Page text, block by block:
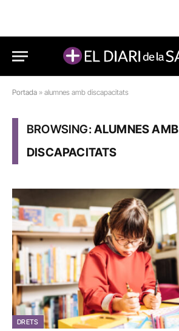
Portada » alumnes amb discapacitats
BROWSING:ALUMNES AMB
DISCAPACITATS
DRETS